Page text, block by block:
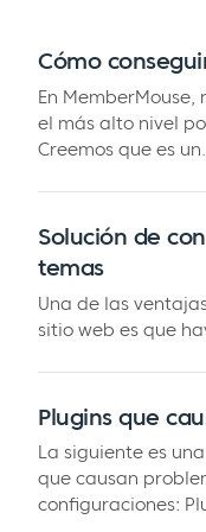
Cómo
En
el más alto nivel
Creemos que es
Solución de
temas
Una de las
sitio web es que
Plugins que
La siguiente es
que causan
configuraciones: